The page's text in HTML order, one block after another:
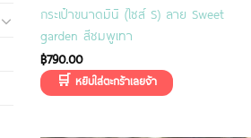
กระเป๋าขนาดมินิ (ไซส์ S) ลาย Sweet
garden สีชมพูเทา
฿790.00